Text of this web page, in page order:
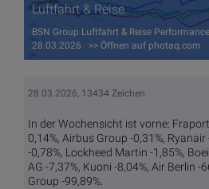
Luftfahrt & Reise
BSN Group Luftfahrt & Reise
28.03.2026 >> Öffnen auf photaq.com
28.03.2026, 13434 Zeichen
In der Wochensicht ist vorne:
0,14%, Airbus Group -0,31%,
-0,78%, Lockheed Martin -1,85%,
AG -7,37%, Kuoni -8,04%, Air Berlin -
Group -99,89%.